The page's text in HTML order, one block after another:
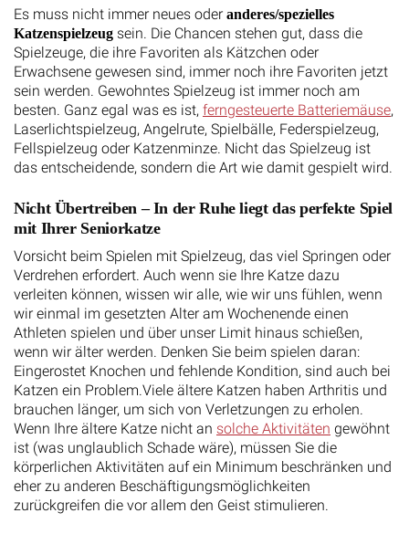
Es muss nicht immer neues oder anderes/spezielles
Katzenspielzeug sein. Die Chancen stehen gut, dass die
Spielzeuge, die ihre Favoriten als Kätzchen oder
Erwachsene gewesen sind, immer noch ihre Favoriten jetzt
sein werden. Gewohntes Spielzeug ist immer noch am
besten. Ganz egal was es ist, ferngesteuerte Batteriemäuse,
Laserlichtspielzeug, Angelrute, Spielbälle, Federspielzeug,
Fellspielzeug oder Katzenminze. Nicht das Spielzeug ist
das entscheidende, sondern die Art wie damit gespielt wird.
Nicht Übertreiben – In der Ruhe liegt das perfekte Spiel
mit Ihrer Seniorkatze
Vorsicht beim Spielen mit Spielzeug, das viel Springen oder
Verdrehen erfordert. Auch wenn sie Ihre Katze dazu
verleiten können, wissen wir alle, wie wir uns fühlen, wenn
wir einmal im gesetzten Alter am Wochenende einen
Athleten spielen und über unser Limit hinaus schießen,
wenn wir älter werden. Denken Sie beim spielen daran:
Eingerostet Knochen und fehlende Kondition, sind auch bei
Katzen ein Problem.Viele ältere Katzen haben Arthritis und
brauchen länger, um sich von Verletzungen zu erholen.
Wenn Ihre ältere Katze nicht an solche Aktivitäten gewöhnt
ist (was unglaublich Schade wäre), müssen Sie die
körperlichen Aktivitäten auf ein Minimum beschränken und
eher zu anderen Beschäftigungsmöglichkeiten
zurückgreifen die vor allem den Geist stimulieren.